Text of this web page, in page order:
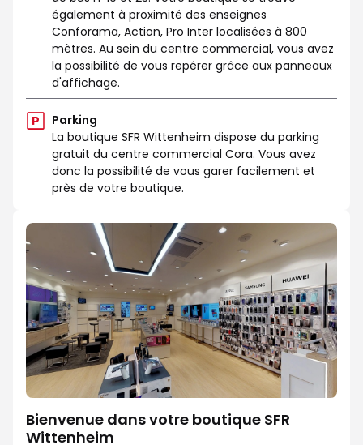
également à proximité des enseignes
Conforama, Action, Pro Inter localisées à 800
mètres. Au sein du centre commercial, vous avez
la possibilité de vous repérer grâce aux panneaux
d'affichage.
Parking
La boutique SFR Wittenheim dispose du parking
gratuit du centre commercial Cora. Vous avez
donc la possibilité de vous garer facilement et
près de votre boutique.
Bienvenue dans votre boutique SFR
Wittenheim